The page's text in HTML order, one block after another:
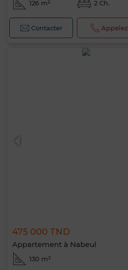
126 m² 2 Ch.
Contacter Appelez
475 000 TND
Appartement à Nabeul
130 m²